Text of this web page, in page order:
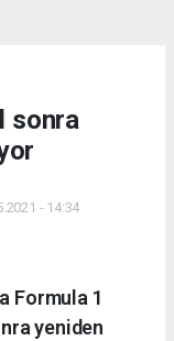
sonra
- 14:34
Formula 1
yeniden